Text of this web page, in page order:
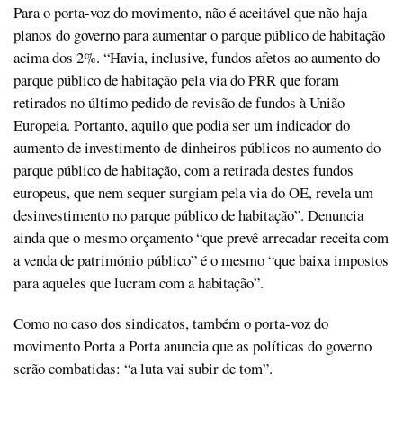
Para o porta-voz do movimento, não é aceitável que não haja
planos do governo para aumentar o parque público de habitação
acima dos 2%. “Havia, inclusive, fundos afetos ao aumento do
parque público de habitação pela via do PRR que foram
retirados no último pedido de revisão de fundos à União
Europeia. Portanto, aquilo que podia ser um indicador do
aumento de investimento de dinheiros públicos no aumento do
parque público de habitação, com a retirada destes fundos
europeus, que nem sequer surgiam pela via do OE, revela um
desinvestimento no parque público de habitação”. Denuncia
ainda que o mesmo orçamento “que prevê arrecadar receita com
a venda de património público” é o mesmo “que baixa impostos
para aqueles que lucram com a habitação”.
Como no caso dos sindicatos, também o porta-voz do
movimento Porta a Porta anuncia que as políticas do governo
serão combatidas: “a luta vai subir de tom”.